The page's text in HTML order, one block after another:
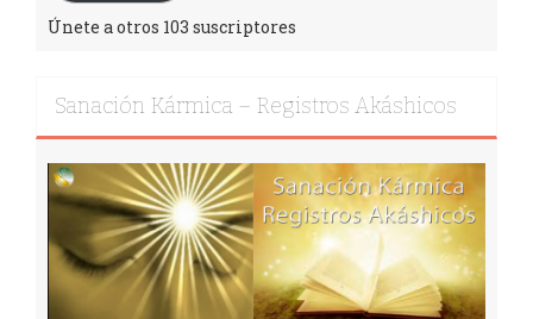
Únete a otros 103 suscriptores
Sanación Kármica – Registros Akáshicos